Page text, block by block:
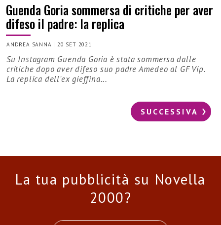
Guenda Goria sommersa di critiche per aver
difeso il padre: la replica
ANDREA SANNA |20 SET 2021
Su Instagram Guenda Goria è stata sommersa dalle
critiche dopo aver difeso suo padre Amedeo al GF Vip.
La replica dell'ex gieffina...
SUCCESSIVA
La tua pubblicità su Novella
2000?